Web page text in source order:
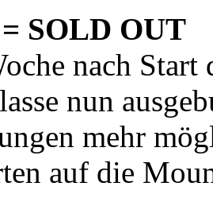
SOLD OUT
nach
nun
mehr
auf die